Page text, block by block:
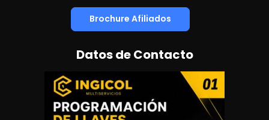
Brochure Afiliados
Datos de Contacto